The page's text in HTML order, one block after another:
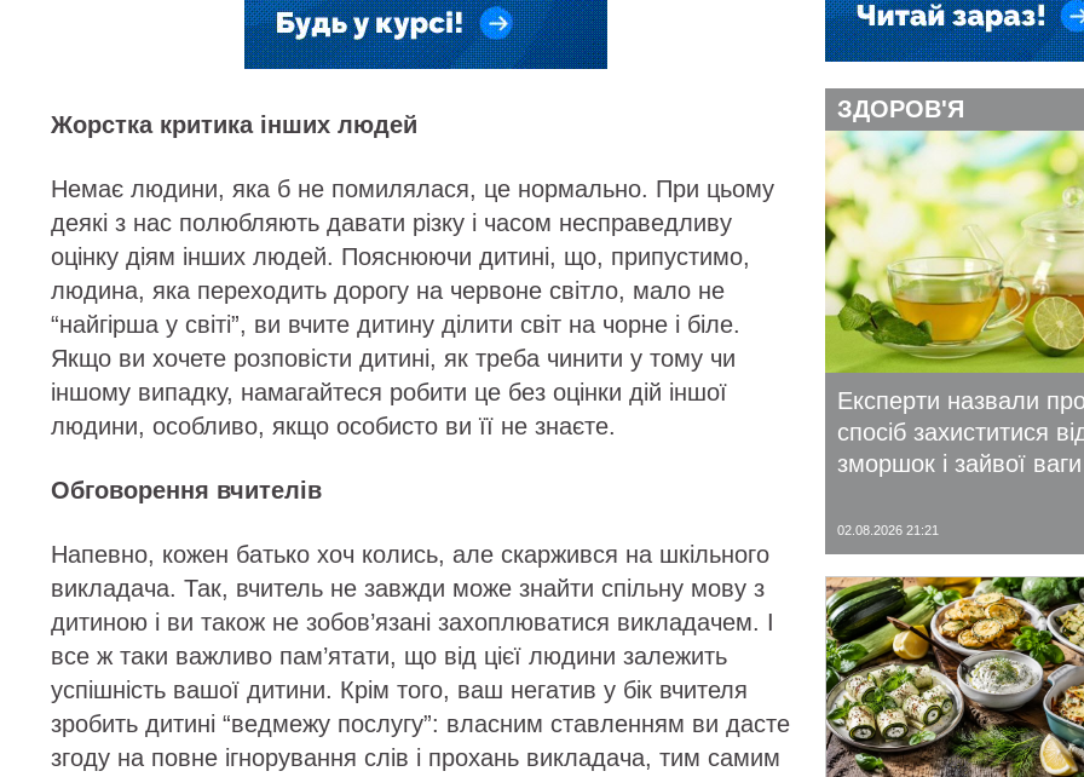
Жорстка критика інших людей
Немає людини, яка б не помилялася, це нормально. При цьому
деякі з нас полюбляють давати різку і часом несправедливу
оцінку діям інших людей. Пояснюючи дитині, що, припустимо,
людина, яка переходить дорогу на червоне світло, мало не
“найгірша у світі”, ви вчите дитину ділити світ на чорне і біле.
Якщо ви хочете розповісти дитині, як треба чинити у тому чи
іншому випадку, намагайтеся робити це без оцінки дій іншої
людини, особливо, якщо особисто ви її не знаєте.
Обговорення вчителів
Напевно, кожен батько хоч колись, але скаржився на шкільного
викладача. Так, вчитель не завжди може знайти спільну мову з
дитиною і ви також не зобов’язані захоплюватися викладачем. І
все ж таки важливо пам’ятати, що від цієї людини залежить
успішність вашої дитини. Крім того, ваш негатив у бік вчителя
зробить дитині “ведмежу послугу”: власним ставленням ви дасте
згоду на повне ігнорування слів і прохань викладача, тим самим
ЗДОРОВ'Я
Експерти назвали
спосіб захиститися
зморшок і зайвої ваги
02.08.2026 21:21